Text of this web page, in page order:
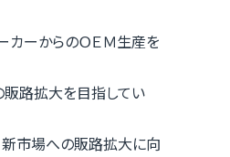
カーからのＯＥＭ生産を
販路拡大を目指してい
新市場への販路拡大に向